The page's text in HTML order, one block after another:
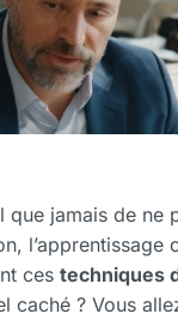
que jamais de ne
l’apprentissage
ces techniques
? Vous